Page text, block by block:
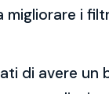
i
di avere